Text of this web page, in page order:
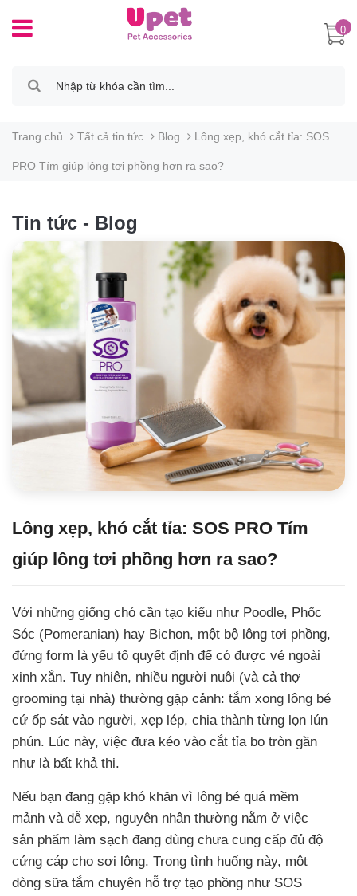
0
Trang chủ Tất cả tin tức Blog Lông xẹp, khó cắt tỉa: SOS
PRO Tím giúp lông tơi phồng hơn ra sao?
Tin tức - Blog
Lông xẹp, khó cắt tỉa: SOS PRO Tím
giúp lông tơi phồng hơn ra sao?
Với những giống chó cần tạo kiểu như Poodle, Phốc
Sóc (Pomeranian) hay Bichon, một bộ lông tơi phồng,
đứng form là yếu tố quyết định để có được vẻ ngoài
xinh xắn. Tuy nhiên, nhiều người nuôi (và cả thợ
grooming tại nhà) thường gặp cảnh: tắm xong lông bé
cứ ốp sát vào người, xẹp lép, chia thành từng lọn lún
phún. Lúc này, việc đưa kéo vào cắt tỉa bo tròn gần
như là bất khả thi.
Nếu bạn đang gặp khó khăn vì lông bé quá mềm
mảnh và dễ xẹp, nguyên nhân thường nằm ở việc
sản phẩm làm sạch đang dùng chưa cung cấp đủ độ
cứng cáp cho sợi lông. Trong tình huống này, một
dòng sữa tắm chuyên hỗ trợ tạo phồng như SOS